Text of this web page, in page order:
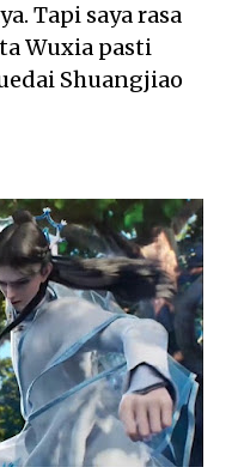
Tapi saya rasa
Wuxia pasti
Shuangjiao